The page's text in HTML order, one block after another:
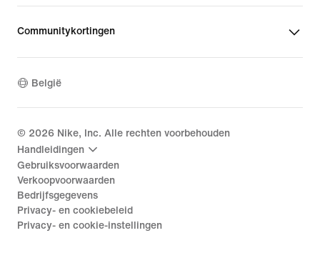
Communitykortingen
België
© 2026 Nike, Inc. Alle rechten voorbehouden
Handleidingen
Gebruiksvoorwaarden
Verkoopvoorwaarden
Bedrijfsgegevens
Privacy- en cookiebeleid
Privacy- en cookie-instellingen